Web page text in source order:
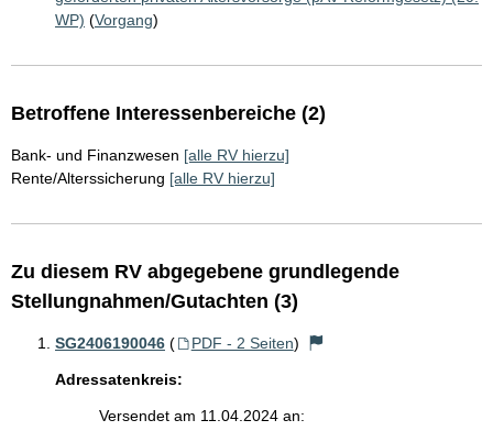
WP) (Vorgang)
Betroffene Interessenbereiche (2)
Bank- und Finanzwesen [alle RV hierzu]
Rente/Alterssicherung [alle RV hierzu]
Zu diesem RV abgegebene grundlegende
Stellungnahmen/Gutachten (3)
SG2406190046 ( PDF - 2 Seiten)
Adressatenkreis:
Versendet am 11.04.2024 an: